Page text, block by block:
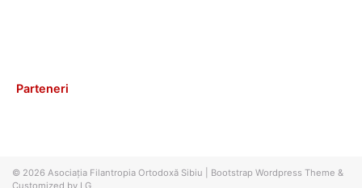
Parteneri
© 2026 Asociația Filantropia Ortodoxă Sibiu Bootstrap Wordpress Theme &
Customized by LG